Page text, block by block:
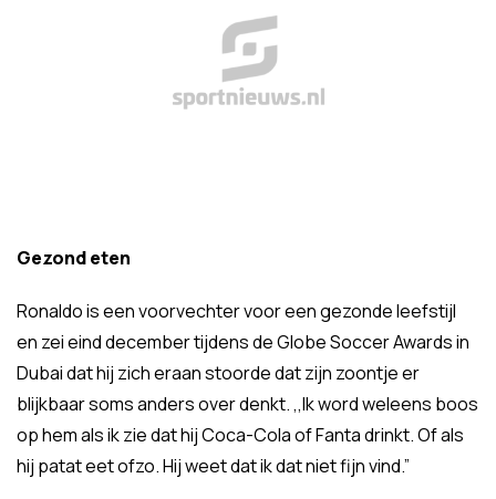
Gezond eten
Ronaldo is een voorvechter voor een gezonde leefstijl
en zei eind december tijdens de Globe Soccer Awards in
Dubai dat hij zich eraan stoorde dat zijn zoontje er
blijkbaar soms anders over denkt. ,,Ik word weleens boos
op hem als ik zie dat hij Coca-Cola of Fanta drinkt. Of als
hij patat eet ofzo. Hij weet dat ik dat niet fijn vind.”